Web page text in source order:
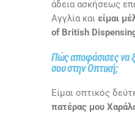
άδεια ασκήσεως
Αγγλία και είμαι
of British
Πώς αποφάσισες να
σου στην Οπτική;
Είμαι οπτικός
πατέρας μου